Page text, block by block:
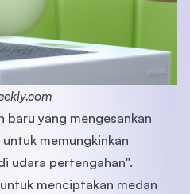
baru yang mengesankan
memungkinkan
udara pertengahan".
menciptakan medan